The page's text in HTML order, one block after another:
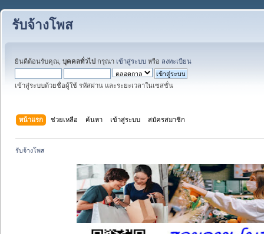
รับจ้างโพส
ยินดีต้อนรับคุณ, บุคคลทั่วไป กรุณา เข้าสู่ระบบ หรือ ลงทะเบียน
เข้าสู่ระบบด้วยชื่อผู้ใช้ รหัสผ่าน และระยะเวลาในเซสชั่น
หน้าแรก ช่วยเหลือ ค้นหา เข้าสู่ระบบ สมัครสมาชิก
รับจ้างโพส